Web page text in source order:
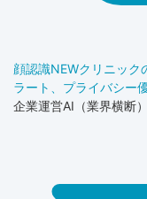
顔認識NEWクリニック
ラート、プライバシー
企業運営AI（業界横断）